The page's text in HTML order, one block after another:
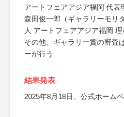
アートフェアアジア福岡 代表
森田俊一郎（ギャラリーモリ
人 アートフェアアジア福岡 理
その他、ギャラリー賞の審査
ーが行う
結果発表
2025年8月18日、公式ホーム